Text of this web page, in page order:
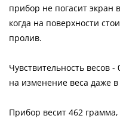
прибор не погасит экран
когда на поверхности
пролив.
Чувствительность весов
на изменение веса даже
Прибор весит 462